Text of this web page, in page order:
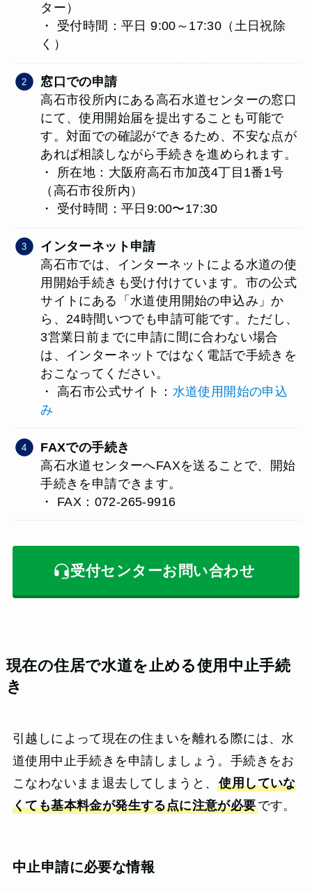
ター）
・ 受付時間：平日 9:00～17:30（土日祝除
く）
窓口での申請
高石市役所内にある高石水道センターの窓口
にて、使用開始届を提出することも可能で
す。対面での確認ができるため、不安な点が
あれば相談しながら手続きを進められます。
・ 所在地：大阪府高石市加茂4丁目1番1号
（高石市役所内）
・ 受付時間：平日9:00〜17:30
インターネット申請
高石市では、インターネットによる水道の使
用開始手続きも受け付けています。市の公式
サイトにある「水道使用開始の申込み」か
ら、24時間いつでも申請可能です。ただし、
3営業日前までに申請に間に合わない場合
は、インターネットではなく電話で手続きを
おこなってください。
・ 高石市公式サイト： 水道使用開始の申込
み
FAXでの手続き
高石水道センターへFAXを送ることで、開始
手続きを申請できます。
・ FAX：072-265-9916
受付センターお問い合わせ
現在の住居で水道を止める使用中止手続
き
引越しによって現在の住まいを離れる際には、水
道使用中止手続きを申請しましょう。手続きをお
こなわないまま退去してしまうと、使用していな
くても基本料金が発生する点に注意が必要です。
中止申請に必要な情報